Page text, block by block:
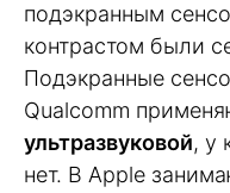
подэкранным
контрастом были
Подэкранные
Qualcomm
ультразвуковой, у
нет. В Apple